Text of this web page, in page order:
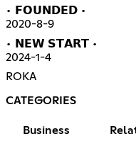
• 𝗙𝗢𝗨𝗡𝗗𝗘𝗗 •
2020-8-9
• 𝗡𝗘𝗪 𝗦𝗧𝗔𝗥𝗧 •
2024-1-4
ROKA
CATEGORIES
Business